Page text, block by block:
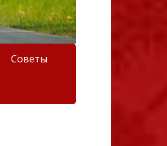
Советы